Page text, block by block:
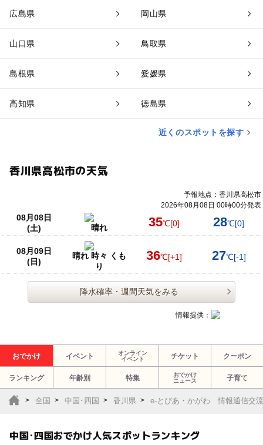
広島県 岡山県
山口県 鳥取県
島根県 愛媛県
高知県 徳島県
近くのスポットを探す
香川県高松市の天気
予報地点：香川県高松市
2026年08月08日 00時00分発表
08月08日
(土)
晴れ 35℃[0] 28℃[0]
08月09日
(日)
晴れ 時々 くも
り
36℃[+1] 27℃[-1]
降水確率・週間天気をみる
情報提供：
おでかけ イベント
オンライン
イベント
チケット クーポン
ランキング 年齢別 特集
おでかけ
ニュース
子育て
全国 中国･四国 香川県 e-とぴあ・かがわ 情報通信交
中国･四国おでかけ人気スポットランキング